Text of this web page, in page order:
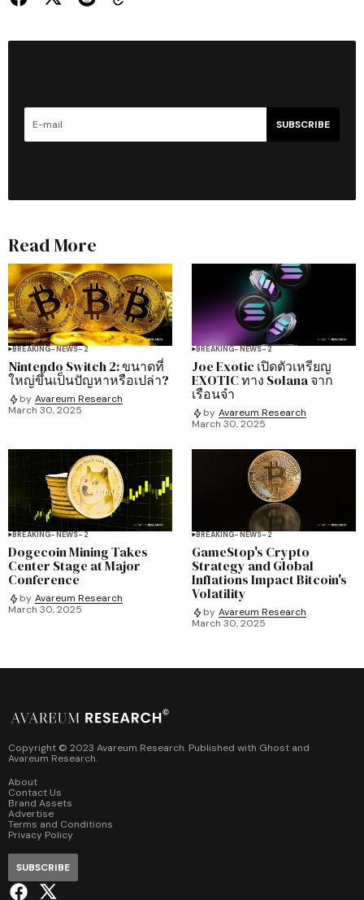
SUBSCRIBE
Read More
BREAKING-NEWS-2
Nintendo Switch 2: ขนาดที่
ใหญ่ขึ้นเป็นปัญหาหรือเปล่า?
by Avareum Research
March 30, 2025
BREAKING-NEWS-2
Joe Exotic เปิดตัวเหรียญ
EXOTIC ทาง Solana จาก
เรือนจำ
by Avareum Research
March 30, 2025
BREAKING-NEWS-2
Dogecoin Mining Takes
Center Stage at Major
Conference
by Avareum Research
March 30, 2025
BREAKING-NEWS-2
GameStop's Crypto
Strategy and Global
Inflations Impact Bitcoin's
Volatility
by Avareum Research
March 30, 2025
Copyright © 2023 Avareum Research. Published with Ghost and
Avareum Research.
About
Contact Us
Brand Assets
Advertise
Terms and Conditions
Privacy Policy
SUBSCRIBE